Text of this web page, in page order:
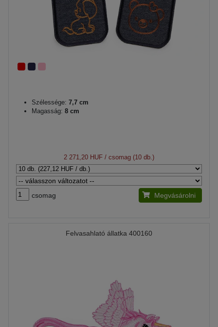
Szélessége: 7,7 cm
Magasság: 8 cm
2 271,20 HUF / csomag (10 db.)
csomag Megvásárolni
Felvasahlató állatka 400160